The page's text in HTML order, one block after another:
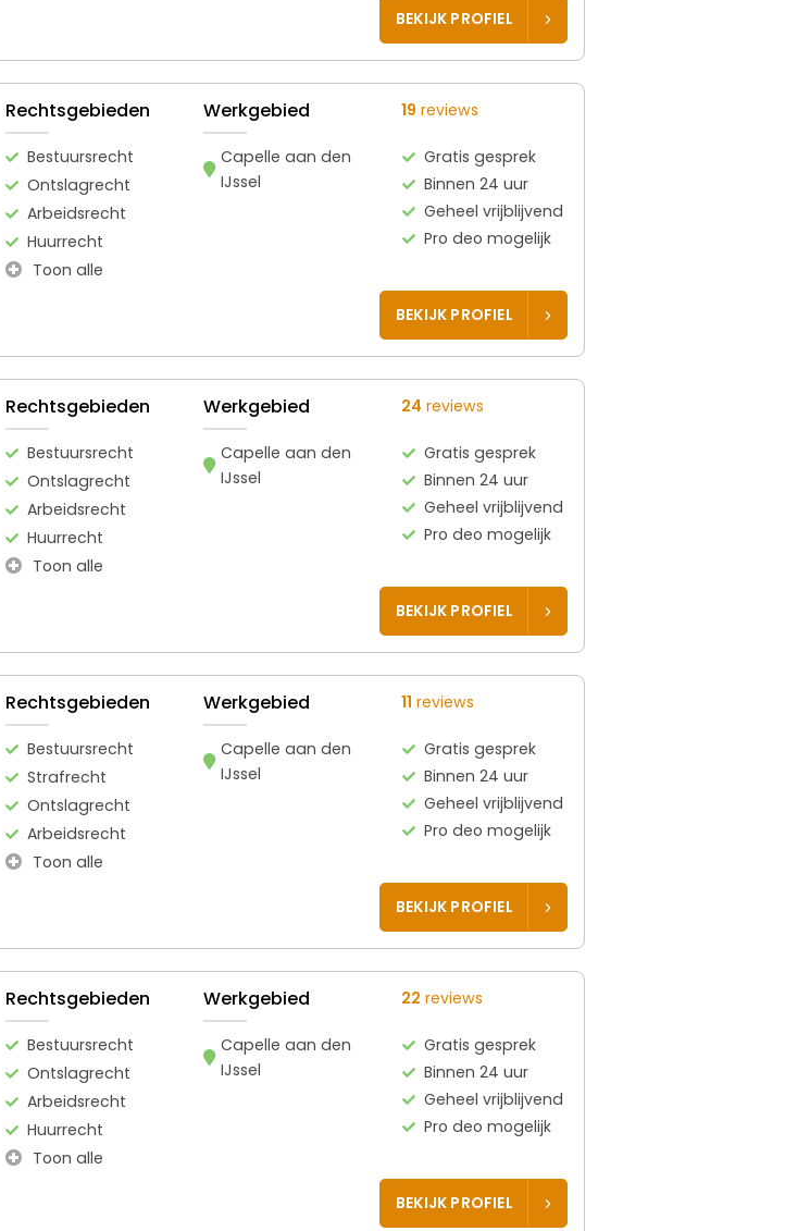
BEKIJK PROFIEL
Rechtsgebieden
Bestuursrecht
Ontslagrecht
Arbeidsrecht
Huurrecht
Toon alle
Werkgebied
Capelle aan den
IJssel
19 reviews
Gratis gesprek
Binnen 24 uur
Geheel vrijblijvend
Pro deo mogelijk
BEKIJK PROFIEL
Rechtsgebieden
Bestuursrecht
Ontslagrecht
Arbeidsrecht
Huurrecht
Toon alle
Werkgebied
Capelle aan den
IJssel
24 reviews
Gratis gesprek
Binnen 24 uur
Geheel vrijblijvend
Pro deo mogelijk
BEKIJK PROFIEL
Rechtsgebieden
Bestuursrecht
Strafrecht
Ontslagrecht
Arbeidsrecht
Toon alle
Werkgebied
Capelle aan den
IJssel
11 reviews
Gratis gesprek
Binnen 24 uur
Geheel vrijblijvend
Pro deo mogelijk
BEKIJK PROFIEL
Rechtsgebieden
Bestuursrecht
Ontslagrecht
Arbeidsrecht
Huurrecht
Toon alle
Werkgebied
Capelle aan den
IJssel
22 reviews
Gratis gesprek
Binnen 24 uur
Geheel vrijblijvend
Pro deo mogelijk
BEKIJK PROFIEL